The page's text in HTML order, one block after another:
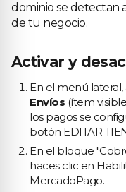
dominio se detectan
de tu negocio.
Activar y
En el menú lateral,
Envíos (ítem
los pagos se
botón EDITAR
En el bloque
haces clic en
MercadoPago.